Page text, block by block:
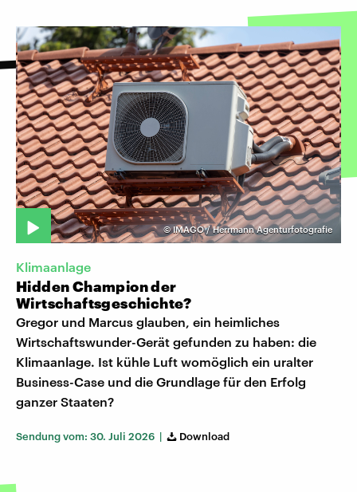
©IMAGO / Herrmann Agenturfotografie
Klimaanlage
Hidden Champion der
Wirtschaftsgeschichte?
Gregor und Marcus glauben, ein heimliches
Wirtschaftswunder-Gerät gefunden zu haben: die
Klimaanlage. Ist kühle Luft womöglich ein uralter
Business-Case und die Grundlage für den Erfolg
ganzer Staaten?
Sendung vom: 30. Juli 2026 | Download